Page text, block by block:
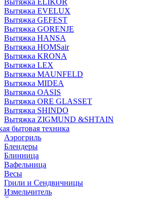
Вытяжка ELIKOR
Вытяжка EVELUX
Вытяжка GEFEST
Вытяжка GORENJE
Вытяжка HANSA
Вытяжка HOMSair
Вытяжка KRONA
Вытяжка LEX
Вытяжка MAUNFELD
Вытяжка MIDEA
Вытяжка OASIS
Вытяжка ORE GLASSET
Вытяжка SHINDO
Вытяжка ZIGMUND &SHTAIN
бытовая техника
Аэрогриль
Блендеры
Блинница
Вафельница
Весы
Грили и Сендвичницы
Измельчитель